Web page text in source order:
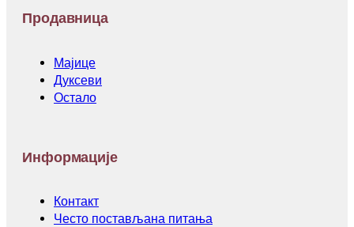
Продавница
Мајице
Дуксеви
Остало
Информације
Контакт
Често постављана питања